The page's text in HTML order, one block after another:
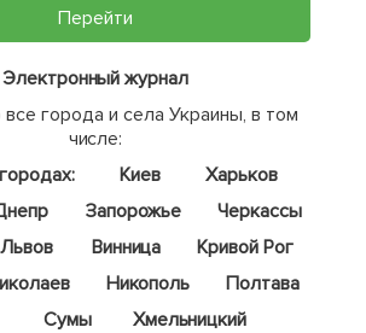
Перейти
Электронный журнал
города и села Украины, в том
числе:
Киев
Харьков
Запорожье
Черкассы
Львов Винница
Кривой Рог
Никополь
Полтава
Сумы
Хмельницкий